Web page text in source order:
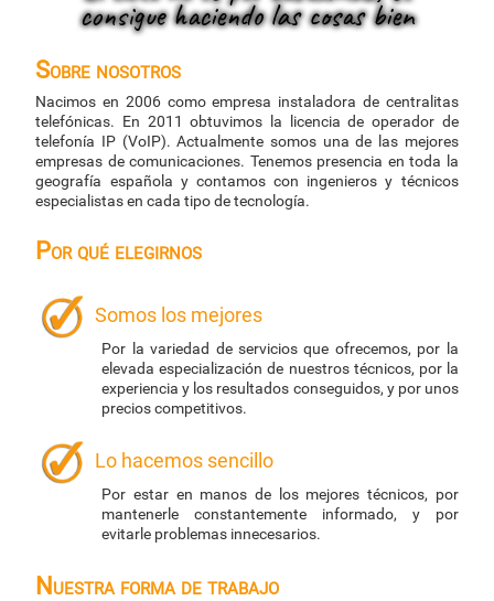
consigue haciendo las cosas bien
Sobre nosotros
Nacimos en 2006 como empresa instaladora de centralitas
telefónicas. En 2011 obtuvimos la licencia de operador de
telefonía IP (VoIP). Actualmente somos una de las mejores
empresas de comunicaciones. Tenemos presencia en toda la
geografía española y contamos con ingenieros y técnicos
especialistas en cada tipo de tecnología.
Por qué elegirnos
Somos los mejores
Por la variedad de servicios que ofrecemos, por la
elevada especialización de nuestros técnicos, por la
experiencia y los resultados conseguidos, y por unos
precios competitivos.
Lo hacemos sencillo
Por estar en manos de los mejores técnicos, por
mantenerle constantemente informado, y por
evitarle problemas innecesarios.
Nuestra forma de trabajo